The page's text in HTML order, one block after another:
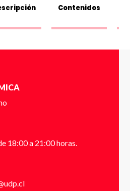
Contenidos
18:00 a 21:00 horas.
*